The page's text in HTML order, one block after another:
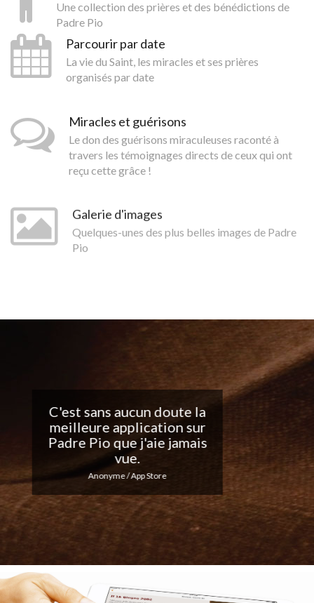
Une collection des prières et des bénédictions de
Padre Pio
Parcourir par date
La vie du Saint, les miracles et ses prières
organisés par date
Miracles et guérisons
Le don des guérisons miraculeuses raconté à
travers les témoignages directs de ceux qui ont
reçu cette grâce !
Galerie d'images
Quelques-unes des plus belles images de Padre
Pio
Belle application, j'adore
les notifications
quotidiennes... Continuez
votre excellent travail !